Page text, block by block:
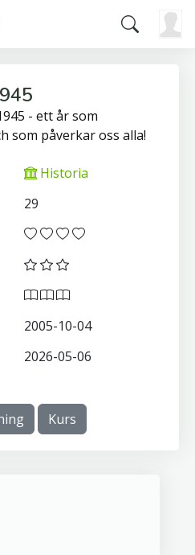
- ett år som
som påverkar oss alla!
Historia
29
2005-10-04
2026-05-06
Kurs